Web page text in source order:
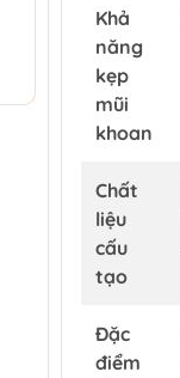
Khả
năng
kẹp
mũi
khoan
Chất
liệu
cấu
tạo
Đặc
điểm